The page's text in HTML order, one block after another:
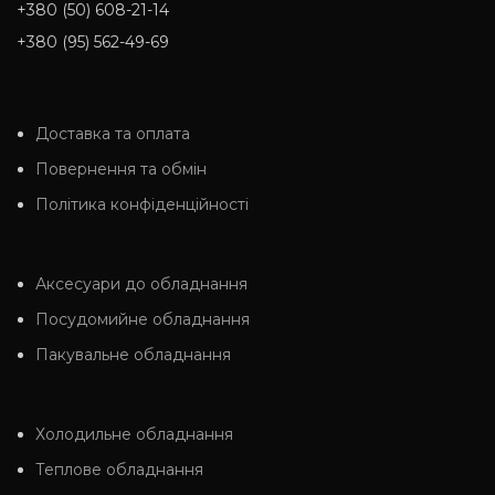
+380 (50) 608-21-14
+380 (95) 562-49-69
Доставка та оплата
Повернення та обмін
Політика конфіденційності
Аксесуари до обладнання
Посудомийне обладнання
Пакувальне обладнання
Холодильне обладнання
Теплове обладнання